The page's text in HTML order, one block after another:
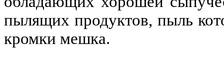
пылящих продуктов, пыль
кромки мешка.